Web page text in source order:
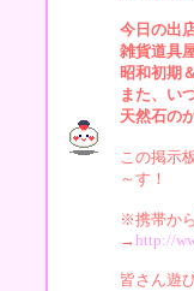
今日の出
雑貨道具
昭和初期
また、い
天然石の
この掲示
～す！
※携帯か
→http://
皆さん遊